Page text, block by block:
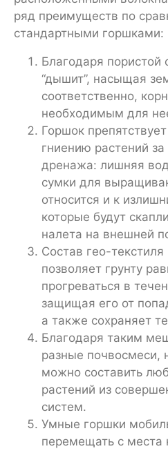
ряд преимуществ по
стандартными горшками:
Благодаря пористой
“дышит”, насыщая
соответственно,
необходимым для
Горшок
гниению растений за
дренажа: лишняя
сумки для
относится и к
которые будут
налета на внешней
Состав гео-
позволяет грунту
прогреваться в
защищая его от
а также сохраняет
Благодаря таким
разные почвосмеси,
можно составить
растений из
систем.
Умные горшки
перемещать с места